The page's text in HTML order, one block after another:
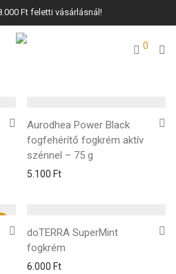
Ft feletti vásárlásnál!
0
Aurodhea Power Black
fogfehérítő fogkrém aktív
szénnel – 75 g
5.100 Ft
doTERRA SuperMint
fogkrém
6.000 Ft